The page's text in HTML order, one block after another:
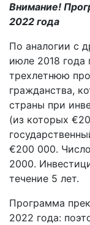
Внимание!
2022 года
По аналогии с
июле 2018 года
трехлетнюю
гражданства,
страны при
(из которых
€200 000.
2000.
течение 5 лет.
Программа
2022 года: